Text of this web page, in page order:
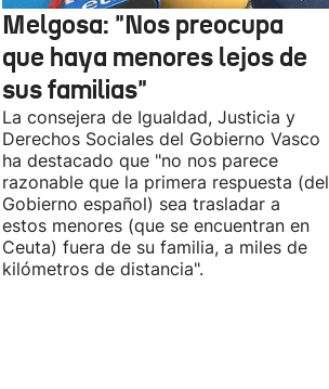
Melgosa: "Nos preocupa
que haya menores lejos de
sus familias"
La consejera de Igualdad, Justicia y
Derechos Sociales del Gobierno Vasco
ha destacado que "no nos parece
razonable que la primera respuesta (del
Gobierno español) sea trasladar a
estos menores (que se encuentran en
Ceuta) fuera de su familia, a miles de
kilómetros de distancia".